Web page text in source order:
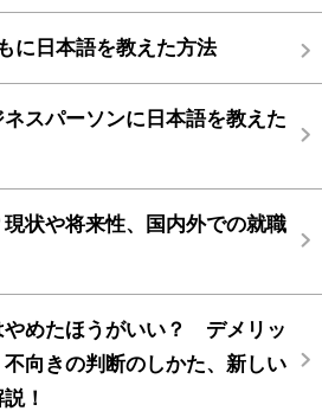
に日本語を教えた方法
スパーソンに日本語を教えた
状や将来性、国内外での就職
やめたほうがいい？ デメリッ
不向きの判断のしかた、新しい
！